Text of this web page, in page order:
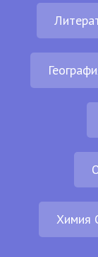
Химия